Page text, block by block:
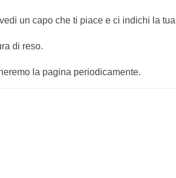
un capo che ti piace e ci indichi la
di reso.
la pagina periodicamente.